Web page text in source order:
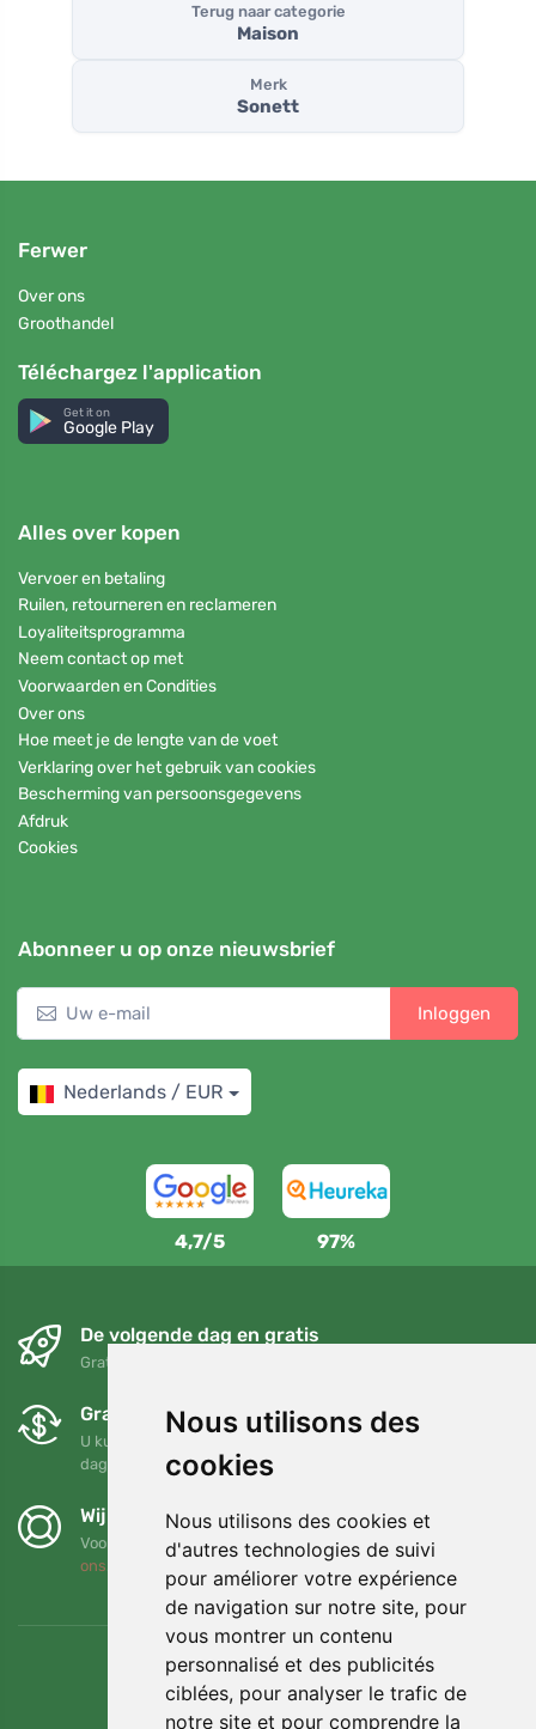
Nous utilisons des
cookies
Nous utilisons des cookies et
d'autres technologies de suivi
pour améliorer votre expérience
de navigation sur notre site, pour
vous montrer un contenu
personnalisé et des publicités
ciblées, pour analyser le trafic de
notre site et pour comprendre la
Terug naar categorie
Maison
Merk
Sonett
Ferwer
Over ons
Groothandel
Téléchargez l'application
Get it on
Google Play
Alles over kopen
Vervoer en betaling
Ruilen, retourneren en reclameren
Loyaliteitsprogramma
Neem contact op met
Voorwaarden en Condities
Over ons
Hoe meet je de lengte van de voet
Verklaring over het gebruik van cookies
Bescherming van persoonsgegevens
Afdruk
Cookies
Abonneer u op onze nieuwsbrief
Inloggen
Nederlands / EUR
4,7/5 97%
De volgende dag en gratis
Gratis verzending voor bestellingen boven 95 EUR
Gratis ruilen en retourneren
U kunt uw bestelling op elk gewenst moment binnen 90
dagen retourneren of ruilen
Wij steunen Trees.org
Voor elke bestelling planten we een boom! Lees meer
ons